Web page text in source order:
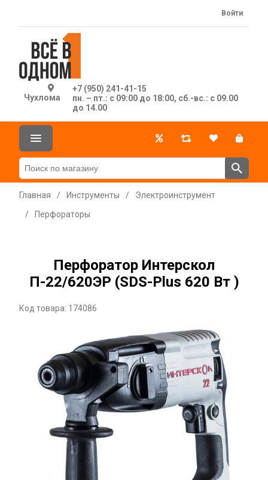
Чухлома
+7 (950) 241-41-15
пн. – пт.: с 09:00 до 18:00, сб.-вс.: с 09.00
до 14.00
Войти
Главная / Инструменты /
Электроинструмент
/
Перфораторы
Перфоратор Интерскол
П-22/620ЭР (SDS-Plus 620 Вт )
Код товара: 174086